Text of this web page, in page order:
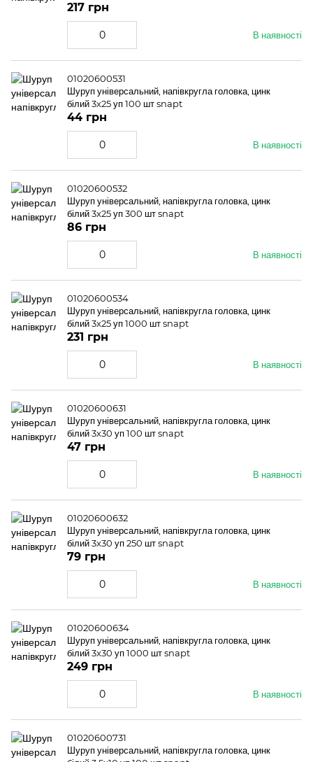
В наявності
217 грн
01020600531
Шуруп універсальний, напівкругла головка, цинк
білий 3x25 уп 100 шт snapt
В наявності
44 грн
01020600532
Шуруп універсальний, напівкругла головка, цинк
білий 3x25 уп 300 шт snapt
В наявності
86 грн
01020600534
Шуруп універсальний, напівкругла головка, цинк
білий 3x25 уп 1000 шт snapt
В наявності
231 грн
01020600631
Шуруп універсальний, напівкругла головка, цинк
білий 3x30 уп 100 шт snapt
В наявності
47 грн
01020600632
Шуруп універсальний, напівкругла головка, цинк
білий 3x30 уп 250 шт snapt
В наявності
79 грн
01020600634
Шуруп універсальний, напівкругла головка, цинк
білий 3x30 уп 1000 шт snapt
В наявності
249 грн
01020600731
Шуруп універсальний, напівкругла головка, цинк